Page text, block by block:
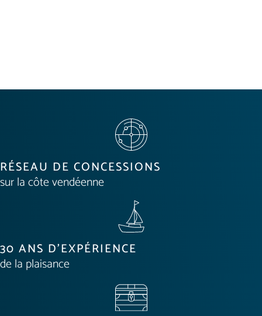
RÉSEAU DE CONCESSIONS
sur la côte vendéenne
30 ANS D'EXPÉRIENCE
de la plaisance